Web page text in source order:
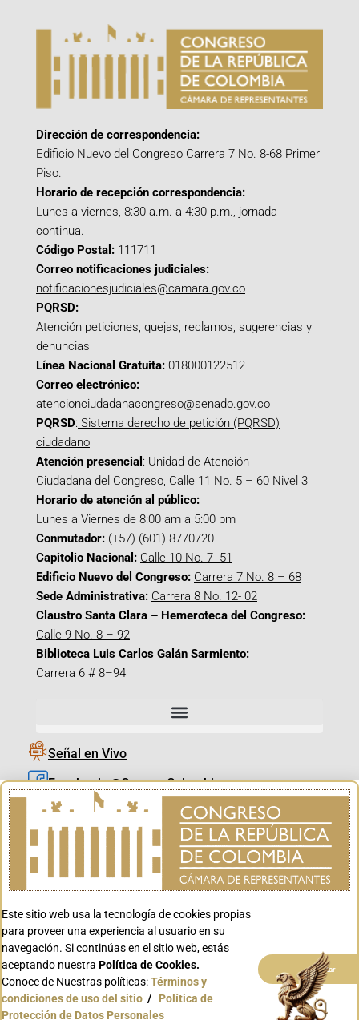
Dirección de correspondencia:
Edificio Nuevo del Congreso Carrera 7 No. 8-68 Primer
Piso.
Horario de recepción correspondencia:
Lunes a viernes, 8:30 a.m. a 4:30 p.m., jornada
continua.
Código Postal: 111711
Correo notificaciones judiciales:
notificacionesjudiciales@camara.gov.co
PQRSD:
Atención peticiones, quejas, reclamos, sugerencias y
denuncias
Línea Nacional Gratuita: 018000122512
Correo electrónico:
atencionciudadanacongreso@senado.gov.co
PQRSD: Sistema derecho de petición (PQRSD)
ciudadano
Atención presencial : Unidad de Atención
Ciudadana del Congreso, Calle 11 No. 5 – 60 Nivel 3
Horario de atención al público:
Lunes a Viernes de 8:00 am a 5:00 pm
Conmutador: (+57) (601) 8770720
Capitolio Nacional: Calle 10 No. 7- 51
Edificio Nuevo del Congreso: Carrera 7 No. 8 – 68
Sede Administrativa: Carrera 8 No. 12- 02
Claustro Santa Clara – Hemeroteca del Congreso:
Calle 9 No. 8 – 92
Biblioteca Luis Carlos Galán Sarmiento:
Carrera 6 # 8–94
Señal en Vivo
Facebook_@CamaraColombia
Instagram_@CamaraColombia
X_@CamaraColombia
Youtube_@CamaraColombia
Youtube_@CanalCongreso
Conoce GOV.CO
Este sitio web usa la tecnología de cookies propias
para proveer una experiencia al usuario en su
navegación. Si continúas en el sitio web, estás
aceptando nuestra Política de Cookies.
Conoce de Nuestras políticas:Términos y
condiciones de uso del sitio / Política de
Protección de Datos Personales
Aceptar